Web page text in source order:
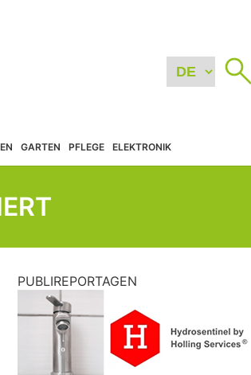
GARTEN PFLEGE ELEKTRONIK
PUBLIREPORTAGEN